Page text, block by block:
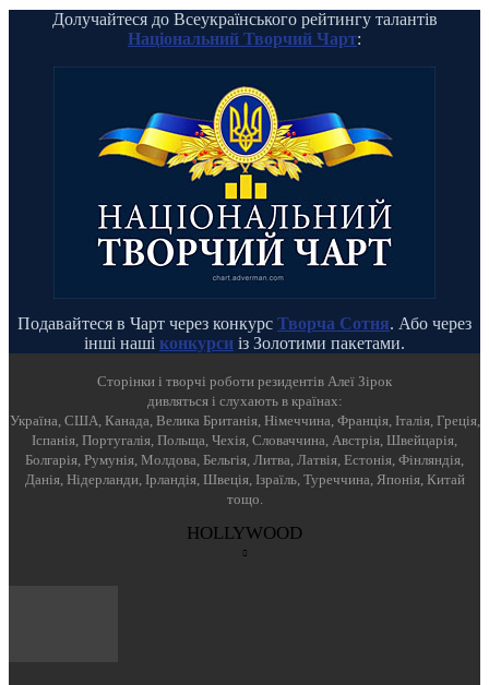
Долучайтеся до Всеукраїнського рейтингу талантів
Національний Творчий Чарт:
Подавайтеся в Чарт через конкурс Творча Сотня. Або через
інші наші конкурси із Золотими пакетами.
Cторінки і творчі роботи резидентів Алеї Зірок
дивляться і слухають в країнах:
Україна, США, Канада, Велика Британія, Німеччина, Франція, Італія, Греція,
Іспанія, Португалія, Польща, Чехія, Словаччина, Австрія, Швейцарія,
Болгарія, Румунія, Молдова, Бельгія, Литва, Латвія, Естонія, Фінляндія,
Данія, Нідерланди, Ірландія, Швеція, Ізраїль, Туреччина, Японія, Китай
тощо.
HOLLYWOOD